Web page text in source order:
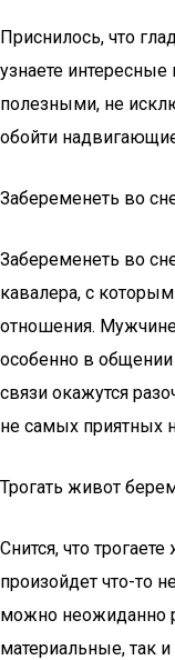
Приснилось, что
узнаете
полезными, не
обойти
Забеременеть во
Забеременеть во
кавалера, с
отношения.
особенно в
связи окажутся
не самых приятных
Трогать живот
Снится, что
произойдет что-то
можно неожиданно
материальные, так